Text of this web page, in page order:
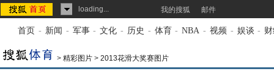
loading... 我的搜狐 邮件
首页 - 新闻 - 军事 - 文化 - 历史 - 体育 - NBA - 视频 - 娱谈 -
> 精彩图片 > 2013花滑大奖赛图片